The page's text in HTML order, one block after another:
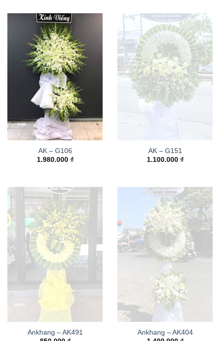
AK – G106
1.980.000 ₫
AK – G151
1.100.000 ₫
Ankhang – AK491
Ankhang – AK404